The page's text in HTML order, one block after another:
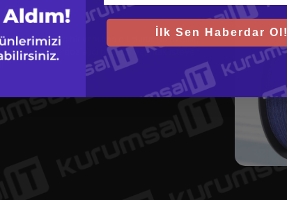
altında harika bir yansıma oluşturur. Bu özellik,
ve göz alıcı baskılar yapmak isteyen
İlk Sen Haberdar Ol!